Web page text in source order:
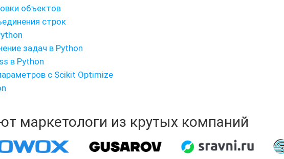
объектов
строк
задач в Python
в Python
с Scikit Optimize
маркетологи из крутых компаний